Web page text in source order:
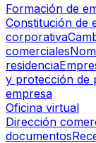
Formación de
Constitución de
corporativa
comerciales
residencia
y protección de
empresa
Oficina virtual
Dirección
documentos